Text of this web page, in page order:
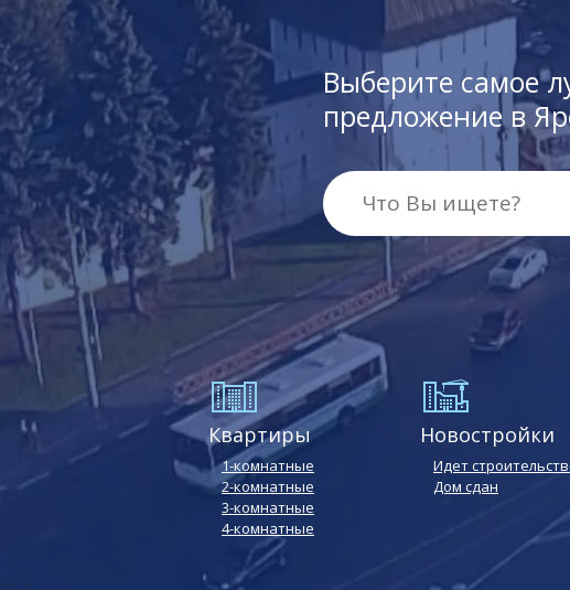
Выберите самое
предложение в
Квартиры
1-комнатные
2-комнатные
3-комнатные
4-комнатные
Новостройки
Идет
Дом сдан